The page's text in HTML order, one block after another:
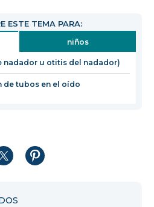
en
una
nueva
ventana
ESTE TEMA PARA:
niños
nadador u otitis del nadador)
de tubos en el oído
CompartirCompartir